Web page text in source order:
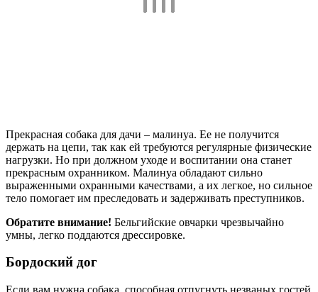
Прекрасная собака для дачи – малинуа. Ее не получится
держать на цепи, так как ей требуются регулярные физические
нагрузки. Но при должном уходе и воспитании она станет
прекрасным охранником. Малинуа обладают сильно
выраженными охранными качествами, а их легкое, но сильное
тело помогает им преследовать и задерживать преступников.
Обратите внимание! Бельгийские овчарки чрезвычайно
умны, легко поддаются дрессировке.
Бордоский дог
Если вам нужна собака, способная отпугнуть незваных гостей